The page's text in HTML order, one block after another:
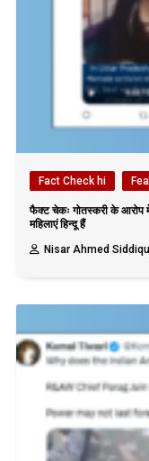
Fact Check hi
फैक्ट चेकः गोतस्करी के आरोप में
महिलाएं हिन्दू हैं
Nisar Ahmed